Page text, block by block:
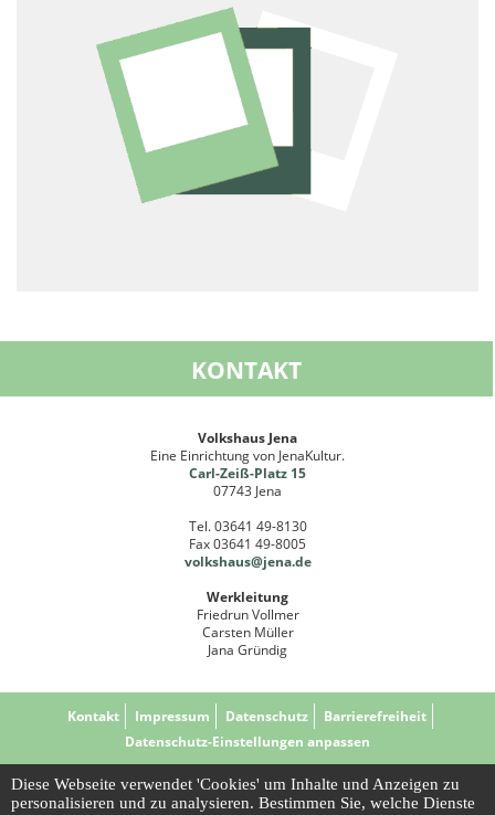
KONTAKT
Volkshaus Jena
Eine Einrichtung von JenaKultur.
Carl-Zeiß-Platz 15
07743 Jena
Tel. 03641 49-8130
Fax 03641 49-8005
volkshaus@jena.de
Werkleitung
Friedrun Vollmer
Carsten Müller
Jana Gründig
Kontakt Impressum Datenschutz
Barrierefreiheit
Datenschutz-Einstellungen anpassen
Diese Webseite verwendet 'Cookies' um Inhalte und Anzeigen zu
personalisieren und zu analysieren. Bestimmen Sie, welche Dienste